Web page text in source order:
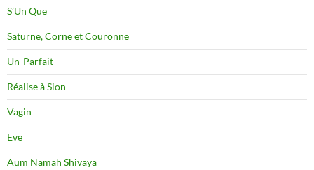
S’Un Que
Saturne, Corne et Couronne
Un-Parfait
Réalise à Sion
Vagin
Eve
Aum Namah Shivaya